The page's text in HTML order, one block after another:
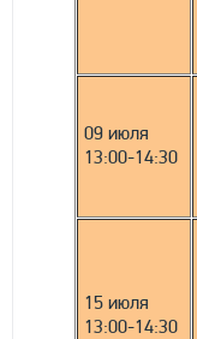
09 июля
13:00-14:30
15 июля
13:00-14:30